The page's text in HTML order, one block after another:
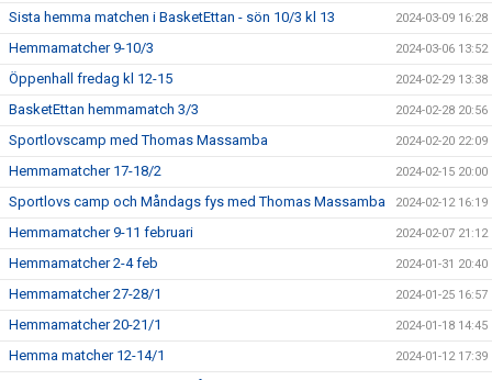
Sista hemma matchen i BasketEttan - sön 10/3 kl 13 2024-03-09 16:28
Hemmamatcher 9-10/3 2024-03-06 13:52
Öppenhall fredag kl 12-15 2024-02-29 13:38
BasketEttan hemmamatch 3/3 2024-02-28 20:56
Sportlovscamp med Thomas Massamba 2024-02-20 22:09
Hemmamatcher 17-18/2 2024-02-15 20:00
Sportlovs camp och Måndags fys med Thomas Massamba 2024-02-12 16:19
Hemmamatcher 9-11 februari 2024-02-07 21:12
Hemmamatcher 2-4 feb 2024-01-31 20:40
Hemmamatcher 27-28/1 2024-01-25 16:57
Hemmamatcher 20-21/1 2024-01-18 14:45
Hemma matcher 12-14/1 2024-01-12 17:39